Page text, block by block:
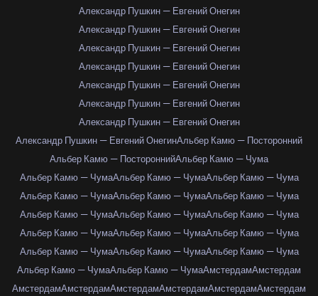
Александр Пушкин — Евгений Онегин
Александр Пушкин — Евгений Онегин
Александр Пушкин — Евгений Онегин
Александр Пушкин — Евгений Онегин
Александр Пушкин — Евгений Онегин
Александр Пушкин — Евгений Онегин
Александр Пушкин — Евгений Онегин
Александр Пушкин — Евгений ОнегинАльбер Камю — Посторонний
Альбер Камю — ПостороннийАльбер Камю — Чума
Альбер Камю — ЧумаАльбер Камю — ЧумаАльбер Камю — Чума
Альбер Камю — ЧумаАльбер Камю — ЧумаАльбер Камю — Чума
Альбер Камю — ЧумаАльбер Камю — ЧумаАльбер Камю — Чума
Альбер Камю — ЧумаАльбер Камю — ЧумаАльбер Камю — Чума
Альбер Камю — ЧумаАльбер Камю — ЧумаАльбер Камю — Чума
Альбер Камю — ЧумаАльбер Камю — ЧумаАмстердамАмстердам
АмстердамАмстердамАмстердамАмстердамАмстердамАмстердам